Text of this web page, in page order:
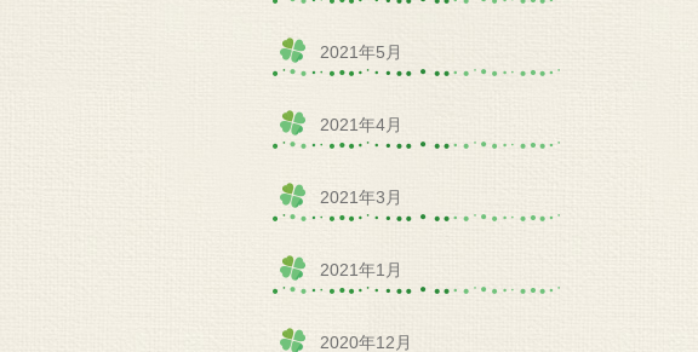
2021年5月
2021年4月
2021年3月
2021年1月
2020年12月